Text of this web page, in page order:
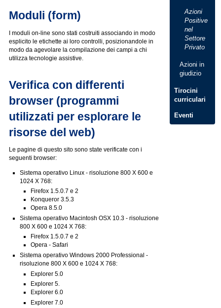
Moduli (form)
I moduli on-line sono stati costruiti associando in modo
esplicito le etichette ai loro controlli, posizionandole in
modo da agevolare la compilazione dei campi a chi
utilizza tecnologie assistive.
Verifica con differenti
browser (programmi
utilizzati per esplorare le
risorse del web)
Le pagine di questo sito sono state verificate con i
seguenti browser:
Sistema operativo Linux - risoluzione 800 X 600 e
1024 X 768:
Firefox 1.5.0.7 e 2
Konqueror 3.5.3
Opera 8.5.0
Sistema operativo Macintosh OSX 10.3 - risoluzione
800 X 600 e 1024 X 768:
Firefox 1.5.0.7 e 2
Opera - Safari
Sistema operativo Windows 2000 Professional -
risoluzione 800 X 600 e 1024 X 768:
Explorer 5.0
Explorer 5.
Explorer 6.0
Explorer 7.0
Azioni
Positive
nel
Settore
Privato
Azioni in
giudizio
Tirocini
curriculari
Eventi